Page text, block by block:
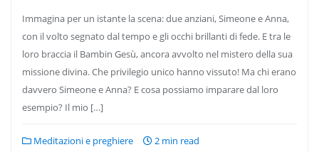
Immagina per un istante la scena: due anziani, Simeone e Anna,
con il volto segnato dal tempo e gli occhi brillanti di fede. E tra le
loro braccia il Bambin Gesù, ancora avvolto nel mistero della sua
missione divina. Che privilegio unico hanno vissuto! Ma chi erano
davvero Simeone e Anna? E cosa possiamo imparare dal loro
esempio? Il mio […]
Meditazioni e preghiere 2 min read